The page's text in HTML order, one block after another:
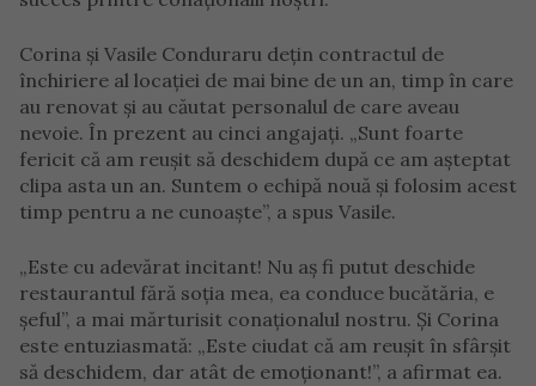
Corina și Vasile Conduraru dețin contractul de
închiriere al locației de mai bine de un an, timp în care
au renovat și au căutat personalul de care aveau
nevoie. În prezent au cinci angajați. „Sunt foarte
fericit că am reușit să deschidem după ce am așteptat
clipa asta un an. Suntem o echipă nouă și folosim acest
timp pentru a ne cunoaște”, a spus Vasile.
„Este cu adevărat incitant! Nu aș fi putut deschide
restaurantul fără soția mea, ea conduce bucătăria, e
șeful”, a mai mărturisit conaționalul nostru. Și Corina
este entuziasmată: „Este ciudat că am reușit în sfârșit
să deschidem, dar atât de emoționant!”, a afirmat ea.